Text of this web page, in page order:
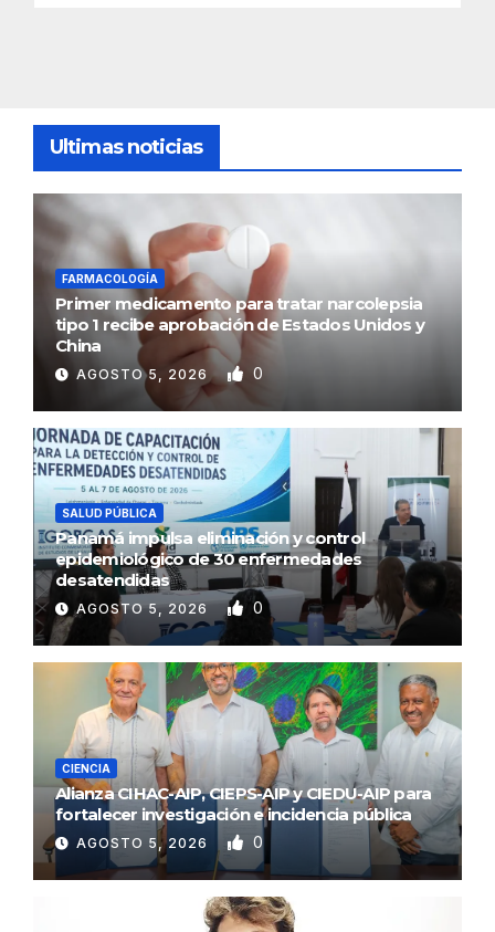
Ultimas noticias
FARMACOLOGÍA
Primer medicamento para tratar narcolepsia
tipo 1 recibe aprobación de Estados Unidos y
China
AGOSTO 5, 2026 0
SALUD PÚBLICA
Panamá impulsa eliminación y control
epidemiológico de 30 enfermedades
desatendidas
AGOSTO 5, 2026 0
CIENCIA
Alianza CIHAC-AIP, CIEPS-AIP y CIEDU-AIP para
fortalecer investigación e incidencia pública
AGOSTO 5, 2026 0